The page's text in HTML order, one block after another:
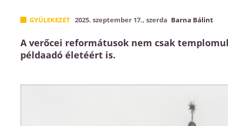
GYÜLEKEZET 2025. szeptember 17., szerda Barna Bálint
A verőcei reformátusok nem csak
példaadó életéért is.